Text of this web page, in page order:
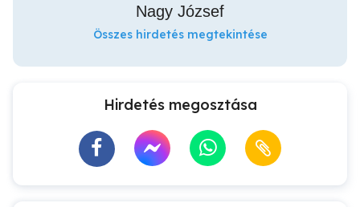
Nagy József
Összes hirdetés megtekintése
Hirdetés megosztása